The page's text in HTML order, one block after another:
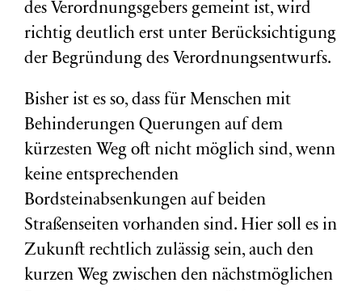
des Verordnungsgebers gemeint ist, wird
richtig deutlich erst unter Berücksichtigung
der Begründung des Verordnungsentwurfs.
Bisher ist es so, dass für Menschen mit
Behinderungen Querungen auf dem
kürzesten Weg oft nicht möglich sind, wenn
keine entsprechenden
Bordsteinabsenkungen auf beiden
Straßenseiten vorhanden sind. Hier soll es in
Zukunft rechtlich zulässig sein, auch den
kurzen Weg zwischen den nächstmöglichen